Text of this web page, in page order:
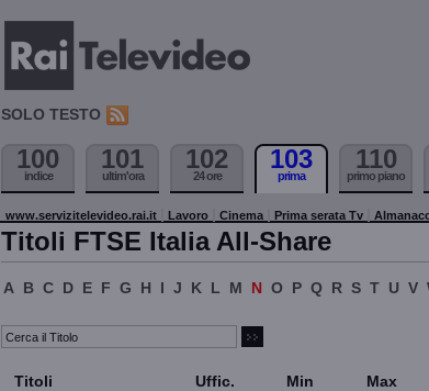
SOLO TESTO
100
indice
101
ultim'ora
102
24 ore
103
prima
110
primo piano
www.servizitelevideo.rai.it Lavoro Cinema Prima serata Tv
Titoli FTSE Italia All-Share
A B C D E F G H I J K L M N O P Q R S T U V
Titoli Uffic. Min Max